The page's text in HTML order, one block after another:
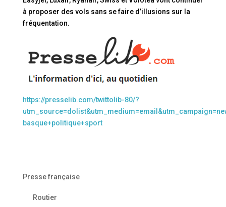
à proposer des vols sans se faire d’illusions sur la
fréquentation.
https://presselib.com/twittolib-80/?
basque+politique+sport
Presse française
Routier